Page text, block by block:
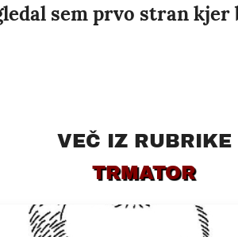
sem prvo stran
VEČ IZ RUBRIKE
TRMATOR